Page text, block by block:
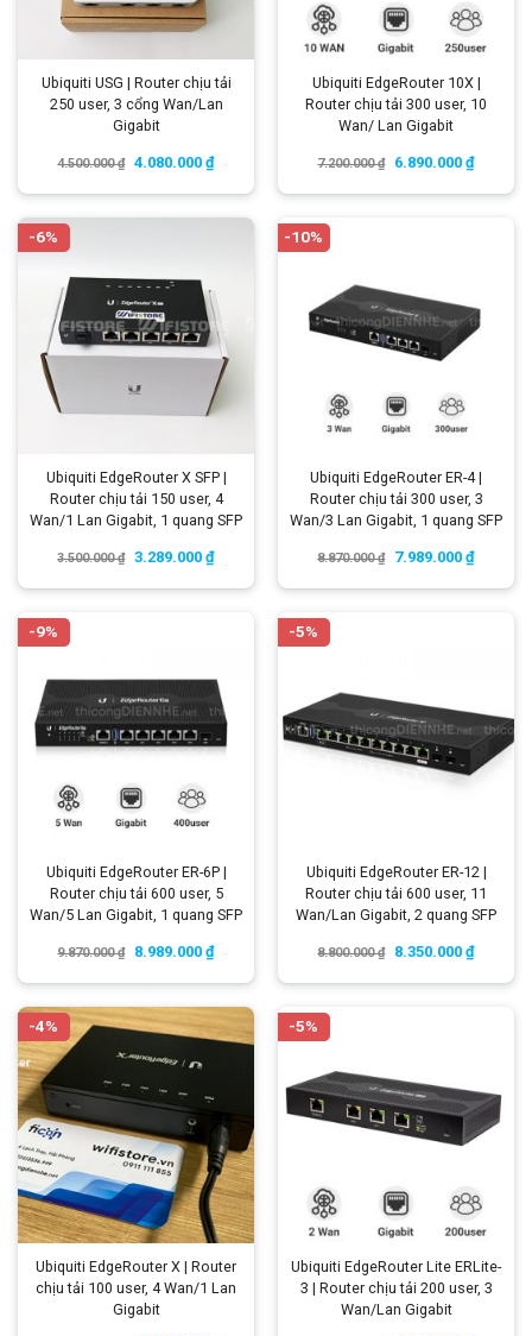
Ubiquiti USG | Router chịu tải
250 user, 3 cổng Wan/Lan
Gigabit
4.500.000₫ 4.080.000 ₫
Ubiquiti EdgeRouter 10X |
Router chịu tải 300 user, 10
Wan/ Lan Gigabit
7.200.000₫ 6.890.000 ₫
-6%
Ubiquiti EdgeRouter X SFP |
Router chịu tải 150 user, 4
Wan/1 Lan Gigabit, 1 quang SFP
3.500.000₫ 3.289.000 ₫
-10%
Ubiquiti EdgeRouter ER-4 |
Router chịu tải 300 user, 3
Wan/3 Lan Gigabit, 1 quang SFP
8.870.000₫ 7.989.000 ₫
-9%
Ubiquiti EdgeRouter ER-6P |
Router chịu tải 600 user, 5
Wan/5 Lan Gigabit, 1 quang SFP
9.870.000₫ 8.989.000 ₫
-5%
Ubiquiti EdgeRouter ER-12 |
Router chịu tải 600 user, 11
Wan/Lan Gigabit, 2 quang SFP
8.800.000₫ 8.350.000 ₫
-4%
Ubiquiti EdgeRouter X | Router
chịu tải 100 user, 4 Wan/1 Lan
Gigabit
-5%
Ubiquiti EdgeRouter Lite ERLite-
3 | Router chịu tải 200 user, 3
Wan/Lan Gigabit